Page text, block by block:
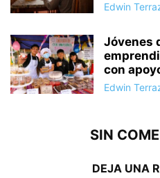
Edwin
Jóvenes
con
Edwin
SIN
DEJA UNA